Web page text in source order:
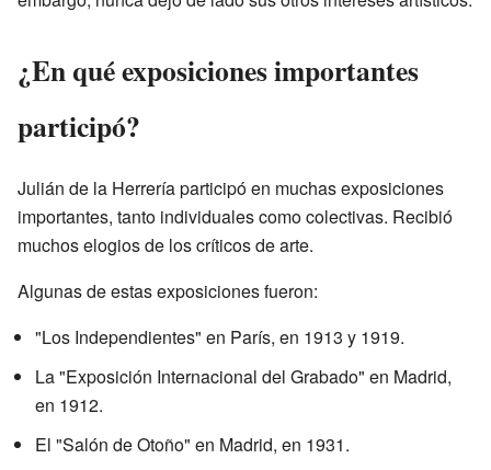
¿En qué exposiciones importantes
participó?
Julián de la Herrería participó en muchas exposiciones
importantes, tanto individuales como colectivas. Recibió
muchos elogios de los críticos de arte.
Algunas de estas exposiciones fueron:
"Los Independientes" en París, en 1913 y 1919.
La "Exposición Internacional del Grabado" en Madrid,
en 1912.
El "Salón de Otoño" en Madrid, en 1931.